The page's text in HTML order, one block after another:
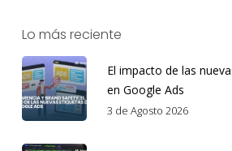
Lo más reciente
El impacto de las
en Google Ads
3 de Agosto 2026